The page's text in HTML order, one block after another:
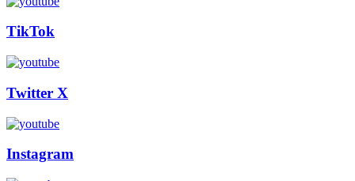
TikTok
Twitter X
Instagram